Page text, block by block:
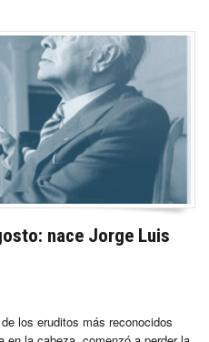
nace Jorge Luis
los eruditos más reconocidos